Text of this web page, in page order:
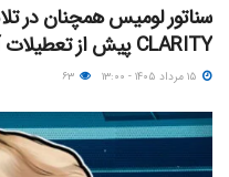
سناتور لومیس همچنان در
CLARITY پیش از تعطیلات آگوست است